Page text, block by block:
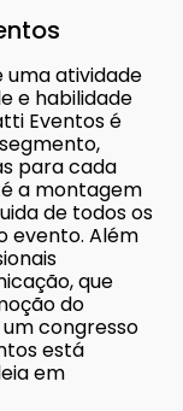
uma atividade
e habilidade
Eventos é
para cada
a montagem
de todos os
evento. Além
que
do
congresso
está
em